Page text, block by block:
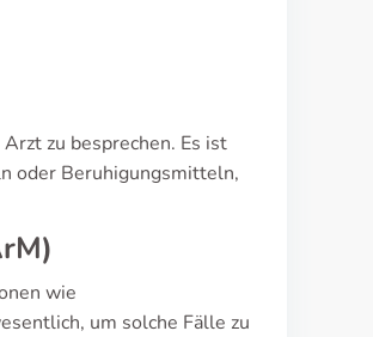
zu besprechen. Es ist
oder Beruhigungsmitteln,
wie
um solche Fälle zu